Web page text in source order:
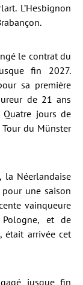
L’Hesbignon
le contrat du
fin 2027.
sa première
de 21 ans
jours de
du Münster
la Néerlandaise
une saison
vainqueure
et de
était arrivée cet
jusque fin